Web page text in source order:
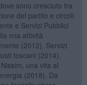
sono cresciuto tra
del partito e circoli
e Servizi Pubblici
mia attività
(2012), Servizi
toscani (2014),
una vita al
(2018), Da